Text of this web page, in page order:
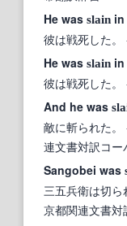
He was slain
彼は戦死した。
He was slain
彼は戦死した。
And he was
敵に斬られた。
連文書対訳コー
Sangobei was
三五兵衛は切ら
京都関連文書対